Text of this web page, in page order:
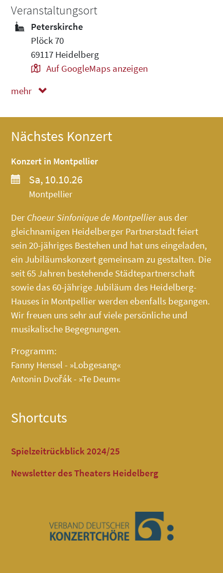
Veranstaltungsort
Peterskirche
Plöck 70
69117 Heidelberg
Auf GoogleMaps anzeigen
mehr
Nächstes Konzert
Konzert in Montpellier
Sa, 10.10.26
Montpellier
Der Choeur Sinfonique de Montpellier aus der
gleichnamigen Heidelberger Partnerstadt feiert
sein 20-jähriges Bestehen und hat uns eingeladen,
ein Jubiläumskonzert gemeinsam zu gestalten. Die
seit 65 Jahren bestehende Städtepartnerschaft
sowie das 60-jährige Jubiläum des Heidelberg-
Hauses in Montpellier werden ebenfalls begangen.
Wir freuen uns sehr auf viele persönliche und
musikalische Begegnungen.
Programm:
Fanny Hensel - »Lobgesang«
Antonin Dvořák - »Te Deum«
Shortcuts
Spielzeitrückblick 2024/25
Newsletter des Theaters Heidelberg